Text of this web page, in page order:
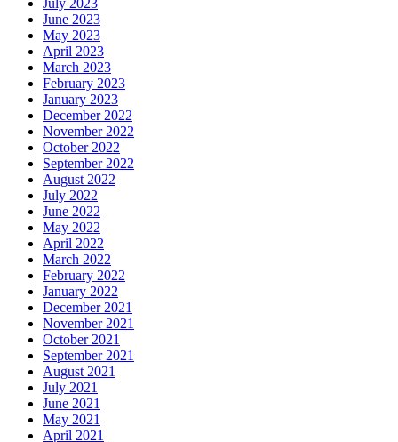
July 2023
June 2023
May 2023
April 2023
March 2023
February 2023
January 2023
December 2022
November 2022
October 2022
September 2022
August 2022
July 2022
June 2022
May 2022
April 2022
March 2022
February 2022
January 2022
December 2021
November 2021
October 2021
September 2021
August 2021
July 2021
June 2021
May 2021
April 2021